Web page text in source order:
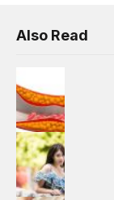
Also Read